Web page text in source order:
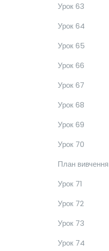
Урок 63
Урок 64
Урок 65
Урок 66
Урок 67
Урок 68
Урок 69
Урок 70
План
Урок 71
Урок 72
Урок 73
Урок 74